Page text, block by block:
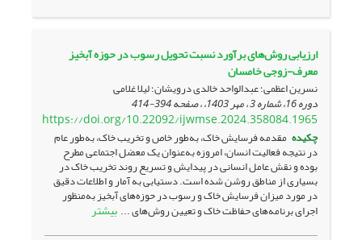
ارزیابی روش‌های برآورد نسبت تحویل رسوب در حوزه آبخیز
معرف-زوجی خامسان
نسرین اعظمی؛ عبدالواحد خالدی درویشان؛ لیلا غلامی
دوره 16، شماره 3 ، مهر 1403، ، صفحه 394-414
https://doi.org/10.22092/ijwmse.2024.358084.1965
چکیده مقدمه فرسایش خاک، به‌طور خاص و تخریب خاک، به‌طور عام
در نتیجه فعالیت انسان، امروزه به‌عنوان یک معضل اجتماعی مطرح
بوده و نقش عامل انسانی در پیدایش و تسریع روند تخریب خاک در
بسیاری از مناطق روشن شده است. دستیابی به آمار و اطلاعات دقیق
در مورد میزان فرسایش خاک و رسوب در حوزه‌های آبخیز به‌منظور
اجرای برنامه‌های حفاظت خاک و تعیین روش‌های ... بیشتر